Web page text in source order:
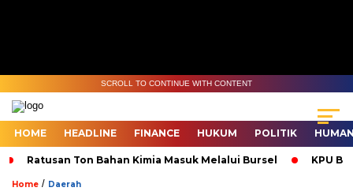
SCROLL TO CONTINUE WITH CONTENT
HOME HEADLINE FINANCE HUKUM POLITIK
Ratusan Ton Bahan Kimia Masuk Melalui Bursel KPU
Home / Daerah